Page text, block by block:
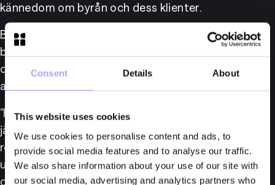
Consent Details About
This website uses cookies
We use cookies to personalise content and ads, to
provide social media features and to analyse our traffic.
We also share information about your use of our site with
our social media, advertising and analytics partners who
kännedom om byrån och dess klienter.
Bytet av Managing Partner sker i ett läge där Fylgia
befinner sig i ett starkt tillväxtmomentum. 2024
och 2025 har varit rekordår för byrån, och
ambitionen är att fortsätta på den inslagna vägen.
"Fylgia har de senaste åren vuxit snabbare än
jämförbara byråer, och 2025 var verkligen ett
rekordår för oss. För att fortsätta tillväxtresan
utökas styrelsen med ytterligare en ledamot och
delägarna har samtidigt valt en ny Managing